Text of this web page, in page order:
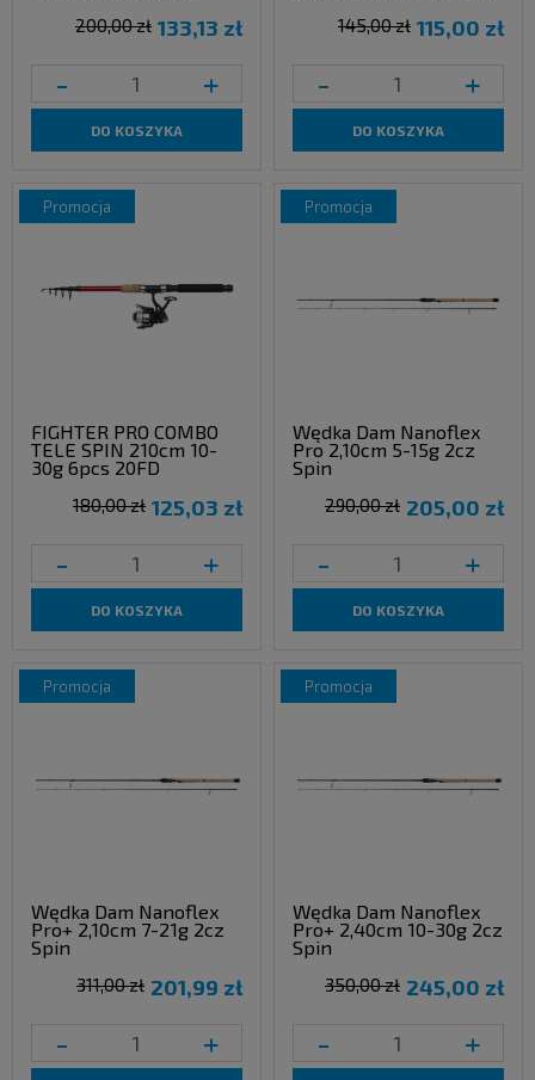
133,13 zł
200,00 zł
- +
DO KOSZYKA
115,00 zł
145,00 zł
- +
DO KOSZYKA
FIGHTER PRO COMBO
TELE SPIN 210cm 10-
30g 6pcs 20FD
125,03 zł
180,00 zł
- +
DO KOSZYKA
promocja
Wędka Dam Nanoflex
Pro 2,10cm 5-15g 2cz
Spin
205,00 zł
290,00 zł
- +
DO KOSZYKA
promocja
Wędka Dam Nanoflex
Pro+ 2,10cm 7-21g 2cz
Spin
201,99 zł
311,00 zł
- +
promocja
Wędka Dam Nanoflex
Pro+ 2,40cm 10-30g 2cz
Spin
245,00 zł
350,00 zł
- +
promocja